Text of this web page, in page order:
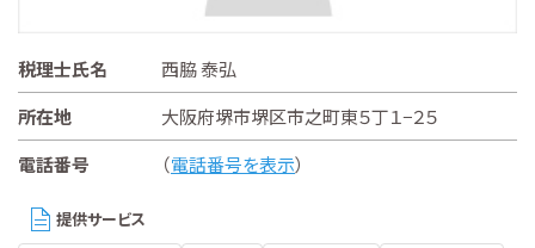
税理士氏名
西脇 泰弘
所在地
大阪府堺市堺区市之町東５丁１−２５
電話番号
（電話番号を表示）
提供サービス